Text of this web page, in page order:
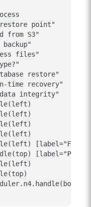
point"
from S3"
files"
restore"
time recovery"
integrity"
[label="Full"]
[label="PITR"]